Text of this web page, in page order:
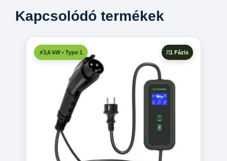
Kapcsolódó termékek
3,6 kW • Type 1 1 Fázis